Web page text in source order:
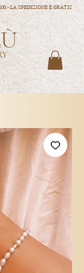
LA SPEDIZIONE È GRATIS